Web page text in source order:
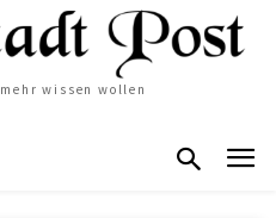
wissen wollen